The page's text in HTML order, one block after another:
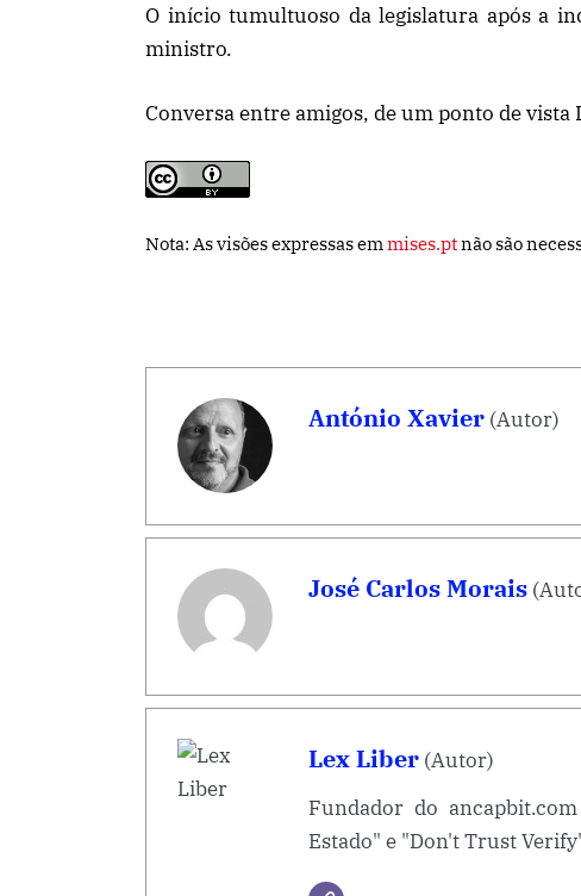
O início tumultuoso da legislatura após a
ministro.
Conversa entre amigos, de um ponto de vista
Nota: As visões expressas emmises.ptnão são
António Xavier(Autor)
José Carlos Morais
Lex Liber(Autor)
Fundador do
Estado" e "Don't Trust